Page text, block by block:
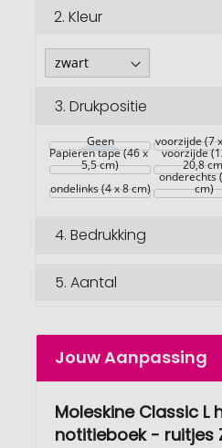
2. Kleur
3. Drukpositie
Geen voorzijde (7
Papieren tape (46 x
5,5 cm)
voorzijde
20,8
ondelinks (4 x 8 cm)
onderechts
cm)
4. Bedrukking
5. Aantal
Jouw Aanpassing
Moleskine Classic L
notitieboek - ruitjes